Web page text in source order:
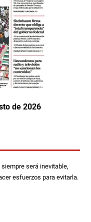
de 2026
será inevitable,
esfuerzos para evitarla.